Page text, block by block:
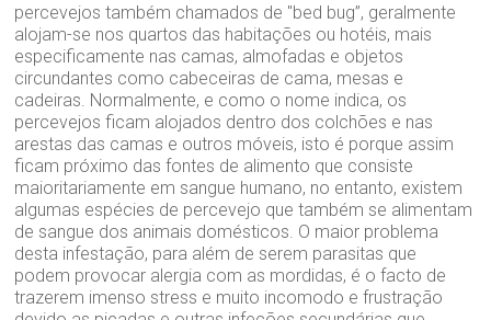
percevejos também chamados de "bed bug”, geralmente
alojam-se nos quartos das habitações ou hotéis, mais
especificamente nas camas, almofadas e objetos
circundantes como cabeceiras de cama, mesas e
cadeiras. Normalmente, e como o nome indica, os
percevejos ficam alojados dentro dos colchões e nas
arestas das camas e outros móveis, isto é porque assim
ficam próximo das fontes de alimento que consiste
maioritariamente em sangue humano, no entanto, existem
algumas espécies de percevejo que também se alimentam
de sangue dos animais domésticos. O maior problema
desta infestação, para além de serem parasitas que
podem provocar alergia com as mordidas, é o facto de
trazerem imenso stress e muito incomodo e frustração